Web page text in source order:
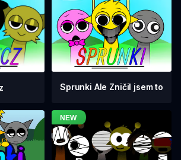
Sprunki Ale Zničil jsem to